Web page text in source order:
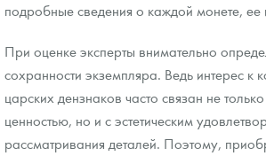
подробные сведения о каждой монете, ее
При оценке эксперты внимательно
сохранности экземпляра. Ведь интерес к
царских дензнаков часто связан не
ценностью, но и с эстетическим
рассматривания деталей. Поэтому,